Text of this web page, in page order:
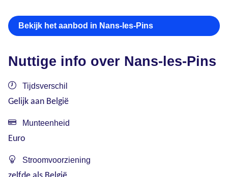
Bekijk het aanbod in Nans-les-Pins
Nuttige info over Nans-les-Pins
Tijdsverschil
Gelijk aan België
Munteenheid
Euro
Stroomvoorziening